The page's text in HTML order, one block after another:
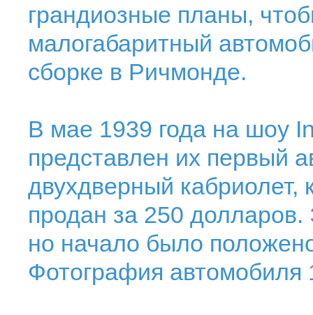
грандиозные планы,
малогабаритный
сборке в Ричмонде.
В мае 1939 года на шоу
представлен их первый
двухдверный кабриолет,
продан за 250
но начало было
Фотография автомобиля